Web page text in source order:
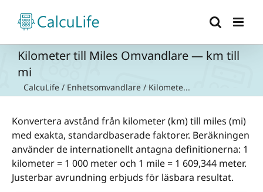
innehållet
Kilometer till Miles Omvandlare — km till
mi
CalcuLife / Enhetsomvandlare / Kilomete...
Konvertera avstånd från kilometer (km) till miles (mi)
med exakta, standardbaserade faktorer. Beräkningen
använder de internationellt antagna definitionerna: 1
kilometer = 1 000 meter och 1 mile = 1 609,344 meter.
Justerbar avrundning erbjuds för läsbara resultat.